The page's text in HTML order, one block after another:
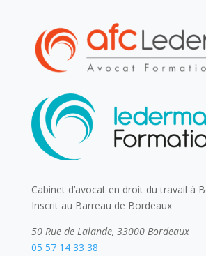
Cabinet d’avocat en droit du travail à
Inscrit au Barreau de Bordeaux
50 Rue de Lalande, 33000 Bordeaux
05 57 14 33 38